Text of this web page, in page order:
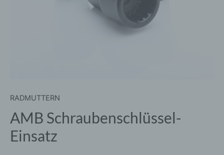
RADMUTTERN
AMB Schraubenschlüssel-
Einsatz